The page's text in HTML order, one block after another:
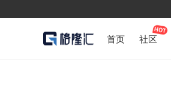
首页 社区